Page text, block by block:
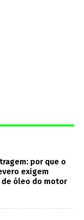
por que o
exigem
de óleo do motor